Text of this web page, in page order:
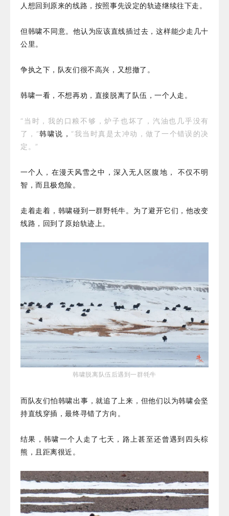
人想回到原来的线路，按照事先设定的轨迹继续往下走。
但韩啸不同意。他认为应该直线插过去，这样能少走几十
公里。
争执之下，队友们很不高兴，又想撤了。
韩啸一看，不想再劝，直接脱离了队伍，一个人走。
“当时，我的口粮不够，炉子也坏了，汽油也几乎没有
了，”韩啸说，“我当时真是太冲动，做了一个错误的决
定。”
一个人，在漫天风雪之中，深入无人区腹地， 不仅不明
智，而且极危险。
走着走着，韩啸碰到一群野牦牛。为了避开它们，他改变
线路，回到了原始轨迹上。
韩啸脱离队伍后遇到一群牦牛
而队友们怕韩啸出事，就追了上来，但他们以为韩啸会坚
持直线穿插，最终寻错了方向。
结果，韩啸一个人走了七天，路上甚至还曾遇到四头棕
熊，且距离很近。